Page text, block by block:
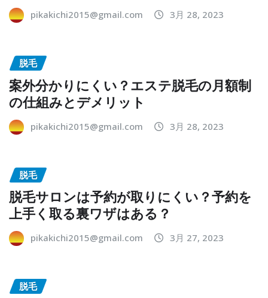
pikakichi2015@gmail.com 3月 28, 2023
脱毛
案外分かりにくい？エステ脱毛の月額制
の仕組みとデメリット
pikakichi2015@gmail.com 3月 28, 2023
脱毛
脱毛サロンは予約が取りにくい？予約を
上手く取る裏ワザはある？
pikakichi2015@gmail.com 3月 27, 2023
脱毛